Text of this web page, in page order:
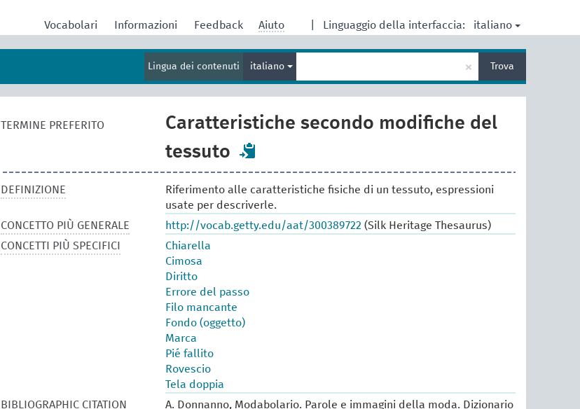
Linguaggio della interfaccia: italiano
Vocabolari Informazioni Feedback Aiuto
Lingua dei contenuti italiano
termine
per
ricerca
× Trova
TERMINE PREFERITO
Caratteristiche secondo modifiche del
tessuto
DEFINIZIONE
Riferimento alle caratteristiche fisiche di un tessuto, espressioni
usate per descriverle.
CONCETTO PIÙ GENERALE
http://vocab.getty.edu/aat/300389722 (Silk Heritage Thesaurus)
CONCETTI PIÙ SPECIFICI
Chiarella
Cimosa
Diritto
Errore del passo
Filo mancante
Fondo (oggetto)
Marca
Pié fallito
Rovescio
Tela doppia
BIBLIOGRAPHIC CITATION
A. Donnanno, Modabolario. Parole e immagini della moda. Dizionario